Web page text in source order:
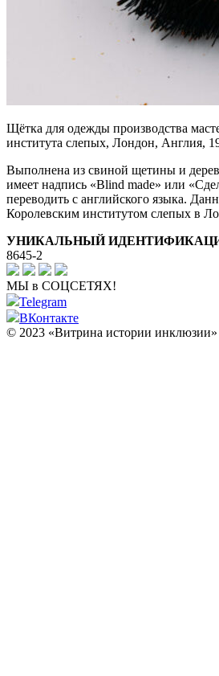
Щётка для одежды производства
института слепых, Лондон, Англия,
Выполнена из свиной щетины и
имеет надпись «Blind made» или
переводить с английского языка.
Королевским институтом слепых в
УНИКАЛЬНЫЙ
8645-2
МЫ в СОЦСЕТЯХ!
Telegram
ВКонтакте
© 2023 «Витрина истории инклюзии»